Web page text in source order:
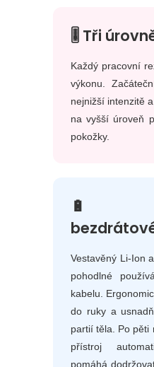
🎚 Tři
Každý pracovní
výkonu.
nejnižší intenzitě
na vyšší úroveň
pokožky.
🔋
Vestavěný Li-Ion
pohodlné
kabelu.
do ruky a
partií těla. Po pěti
přístroj
pomáhá